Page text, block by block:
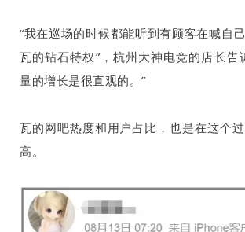
“我在巡场的时候都能听到有顾客在喊自
瓦的钻石特权”，杭州大神电竞的店长告
量的增长是很直观的。”
瓦的网吧热度和用户占比，也是在这个
高。